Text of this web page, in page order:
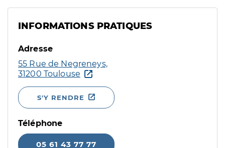
INFORMATIONS PRATIQUES
Adresse
55 Rue de Negreneys,
31200 Toulouse
S'Y RENDRE
Téléphone
05 61 43 77 77